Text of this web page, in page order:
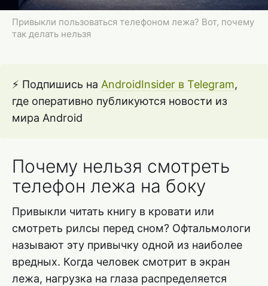
Привыкли пользоваться телефоном лежа? Вот, почему
так делать нельзя
⚡️ Подпишись на AndroidInsider в Telegram,
где оперативно публикуются новости из
мира Android
Почему нельзя смотреть
телефон лежа на боку
Привыкли читать книгу в кровати или
смотреть рилсы перед сном? Офтальмологи
называют эту привычку одной из наиболее
вредных. Когда человек смотрит в экран
лежа, нагрузка на глаза распределяется